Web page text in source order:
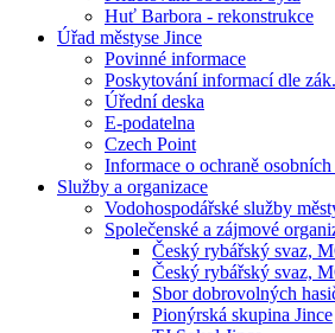
Huť Barbora - rekonstrukce
Úřad městyse Jince
Povinné informace
Poskytování informací dle
Úřední deska
E-podatelna
Czech Point
Informace o ochraně osobních
Služby a organizace
Vodohospodářské služby
Společenské a zájmové
Český rybářský svaz,
Český rybářský svaz,
Sbor dobrovolných
Pionýrská skupina Jince